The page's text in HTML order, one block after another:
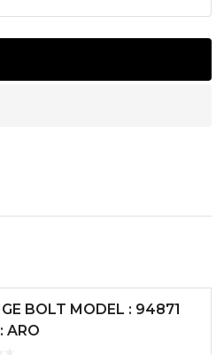
BOLT MODEL : 94871
ARO